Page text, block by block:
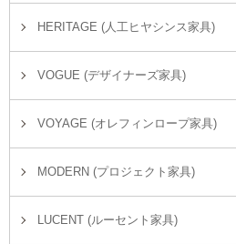
HERITAGE (人工ヒヤシンス家具)
VOGUE (デザイナーズ家具)
VOYAGE (オレフィンロープ家具)
MODERN (プロジェクト家具)
LUCENT (ルーセント家具)